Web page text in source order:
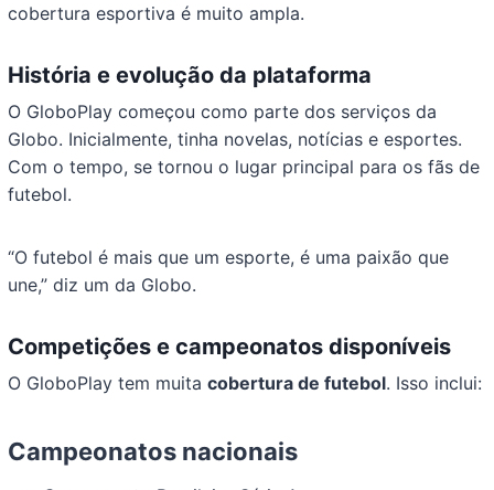
cobertura esportiva é muito ampla.
História e evolução da plataforma
O GloboPlay começou como parte dos serviços da
Globo. Inicialmente, tinha novelas, notícias e esportes.
Com o tempo, se tornou o lugar principal para os fãs de
futebol.
“O futebol é mais que um esporte, é uma paixão que
une,” diz um da Globo.
Competições e campeonatos disponíveis
O GloboPlay tem muitacobertura de futebol. Isso inclui:
Campeonatos nacionais